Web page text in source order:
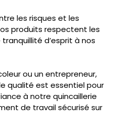
les risques et les
produits respectent les
d’esprit à nos
ou un entrepreneur,
qualité est essentiel pour
à notre quincaillerie
de travail sécurisé sur